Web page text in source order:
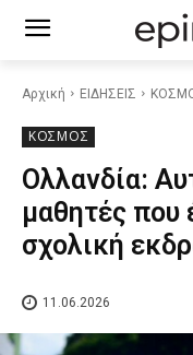
Αρχική ΕΙΔΗΣΕΙΣ
ΚΟΣΜΟΣ
Ολλανδία:
μαθητές που
σχολική
11.06.2026